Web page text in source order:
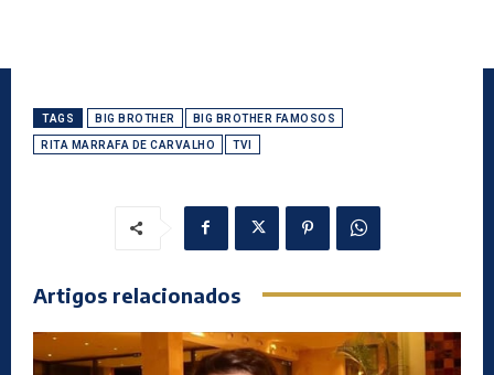
TAGS BIG BROTHER BIG BROTHER FAMOSOS
RITA MARRAFA DE CARVALHO TVI
Artigos relacionados